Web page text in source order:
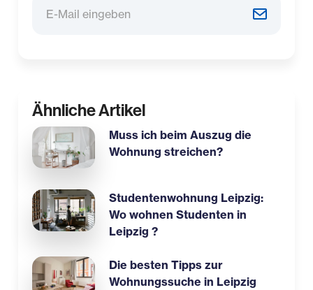
Ähnliche Artikel
Muss ich beim Auszug die
Wohnung streichen?
Studentenwohnung Leipzig:
Wo wohnen Studenten in
Leipzig ?
Die besten Tipps zur
Wohnungssuche in Leipzig